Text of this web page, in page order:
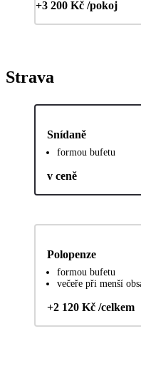
+3 200 Kč /pokoj
Strava
Snídaně
formou bufetu
v ceně
Polopenze
formou bufetu
večeře při menší
+2 120 Kč /celkem